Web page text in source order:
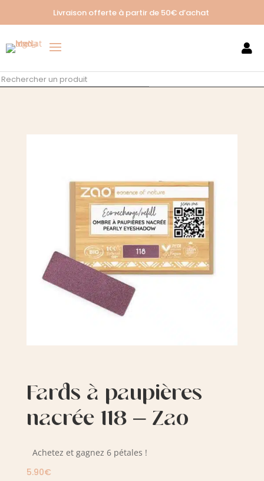
Livraison offerte à partir de 50€ d’achat

Fards à paupières
nacrée 118 – Zao
Achetez et gagnez 6 pétales !
5.90€